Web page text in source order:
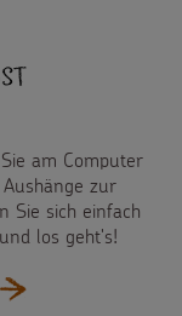
am Computer
zur
Sie sich einfach
los geht's!